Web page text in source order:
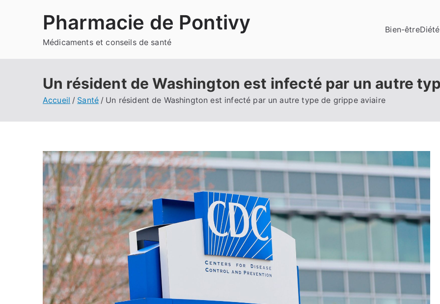
Pharmacie de Pontivy
Médicaments et conseils de santé
Bien-être
Un résident de Washington est infecté par un autre
Accueil Santé Un résident de Washington est infecté par un autre type de grippe aviaire